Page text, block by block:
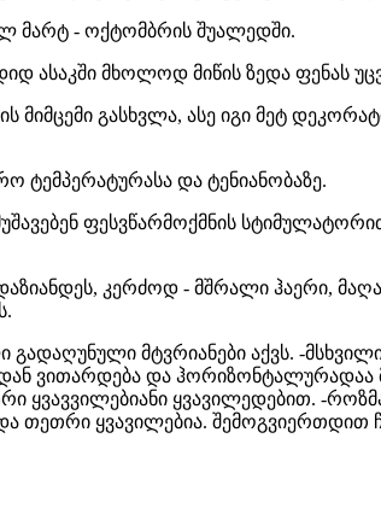
მარტ - ოქტომბრის შუალედში.
ასაკში მხოლოდ მიწის ზედა ფენას
გასხვლა, ასე იგი მეტ
ტემპერატურასა და ტენიანობაზე.
ფესვწარმოქმნის
კერძოდ - მშრალი ჰაერი,
მტვრიანები აქვს. -
ვითარდება და
ყვავვილებიანი ყვავილედებით. -
ყვავილებია. შემოგვიერთდით